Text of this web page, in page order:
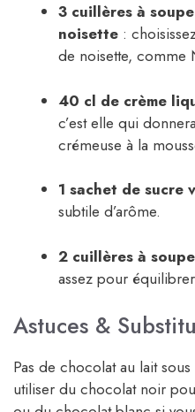
3 cuillères à
noisette :
de noisette, comme
40 cl de crème
c’est elle qui
crémeuse à la
1 sachet de sucre
subtile d’arôme.
2 cuillères à
assez pour
Astuces &
Pas de chocolat au lait
utiliser du chocolat noir